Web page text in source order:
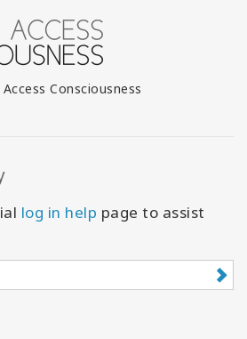
Consciousness
log in help page to assist